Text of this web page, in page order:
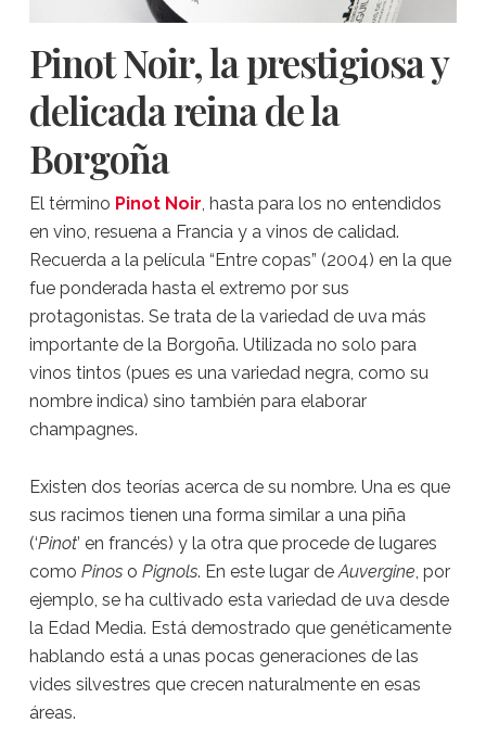
Pinot Noir, la prestigiosa y
delicada reina de la
Borgoña
El término Pinot Noir, hasta para los no entendidos
en vino, resuena a Francia y a vinos de calidad.
Recuerda a la película “Entre copas” (2004) en la que
fue ponderada hasta el extremo por sus
protagonistas. Se trata de la variedad de uva más
importante de la Borgoña. Utilizada no solo para
vinos tintos (pues es una variedad negra, como su
nombre indica) sino también para elaborar
champagnes.
Existen dos teorías acerca de su nombre. Una es que
sus racimos tienen una forma similar a una piña
(‘Pinot’ en francés) y la otra que procede de lugares
como Pinoso Pignols. En este lugar deAuvergine, por
ejemplo, se ha cultivado esta variedad de uva desde
la Edad Media. Está demostrado que genéticamente
hablando está a unas pocas generaciones de las
vides silvestres que crecen naturalmente en esas
áreas.